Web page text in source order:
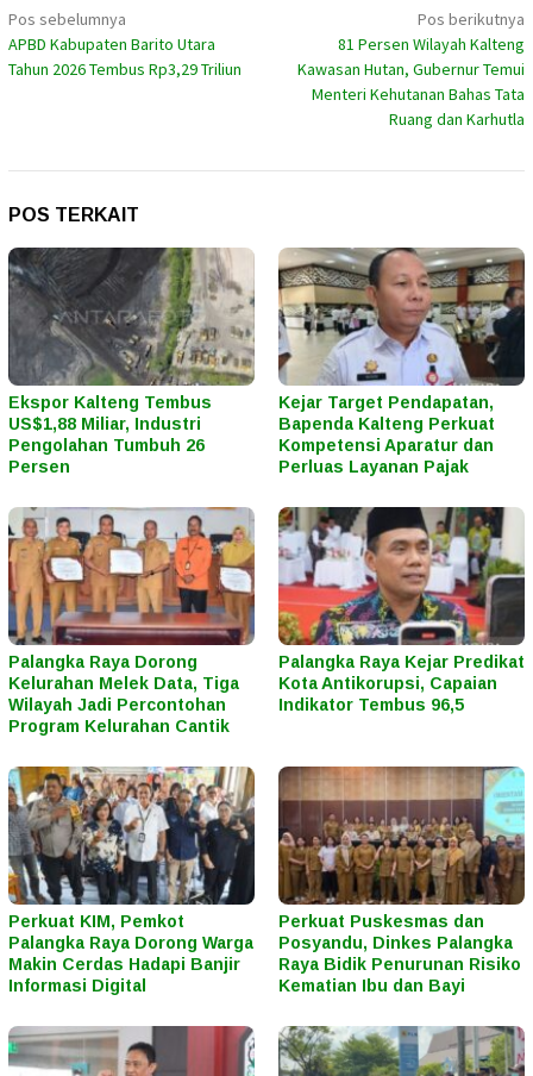
Navigasi
pos
Pos sebelumnya
APBD Kabupaten Barito Utara
Tahun 2026 Tembus Rp3,29 Triliun
Pos berikutnya
81 Persen Wilayah Kalteng
Kawasan Hutan, Gubernur Temui
Menteri Kehutanan Bahas Tata
Ruang dan Karhutla
POS TERKAIT
Ekspor Kalteng Tembus
US$1,88 Miliar, Industri
Pengolahan Tumbuh 26
Persen
Kejar Target Pendapatan,
Bapenda Kalteng Perkuat
Kompetensi Aparatur dan
Perluas Layanan Pajak
Palangka Raya Dorong
Kelurahan Melek Data, Tiga
Wilayah Jadi Percontohan
Program Kelurahan Cantik
Palangka Raya Kejar Predikat
Kota Antikorupsi, Capaian
Indikator Tembus 96,5
Perkuat KIM, Pemkot
Palangka Raya Dorong Warga
Makin Cerdas Hadapi Banjir
Informasi Digital
Perkuat Puskesmas dan
Posyandu, Dinkes Palangka
Raya Bidik Penurunan Risiko
Kematian Ibu dan Bayi